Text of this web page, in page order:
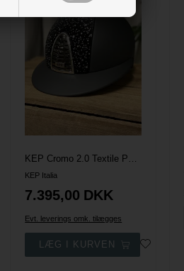
KEP Italia
7.395,00 DKK
Evt. leverings omk. tilægges